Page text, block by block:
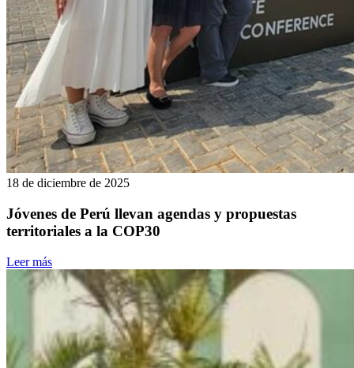
18 de diciembre de 2025
Jóvenes de Perú llevan agendas y propuestas
territoriales a la COP30
Leer más